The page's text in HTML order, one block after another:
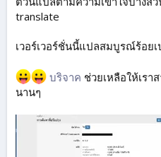
translate
เวอร์เวอร์ชั่นนี้แปลสมบูรณ์ร้อย
บริจาค ช่วยเหลือให้เร
นานๆ